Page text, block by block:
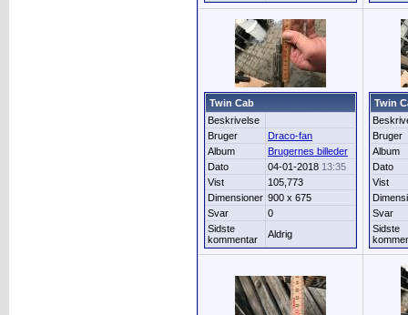
Twin Cab
Beskrivelse
Bruger
Draco-fan
Album
Brugernes billeder
Dato
04-01-2018 13:35
Vist
105,773
Dimensioner 900 x 675
Svar
0
Sidste
kommentar
Aldrig
Twin
Bruger
Album
Dato
Vist
Svar
Sidste